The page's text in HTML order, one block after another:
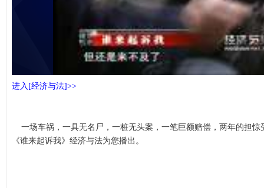
进入[经济与法]>>
一场车祸，一具无名尸，一桩无头案，一笔巨额赔偿，两年的担惊
《谁来起诉我》经济与法为您播出。